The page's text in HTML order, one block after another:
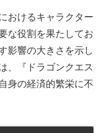
おけるキャラクター
な役割を果たしてお
影響の大きさを示し
、『ドラゴンクエス
身の経済的繁栄に不